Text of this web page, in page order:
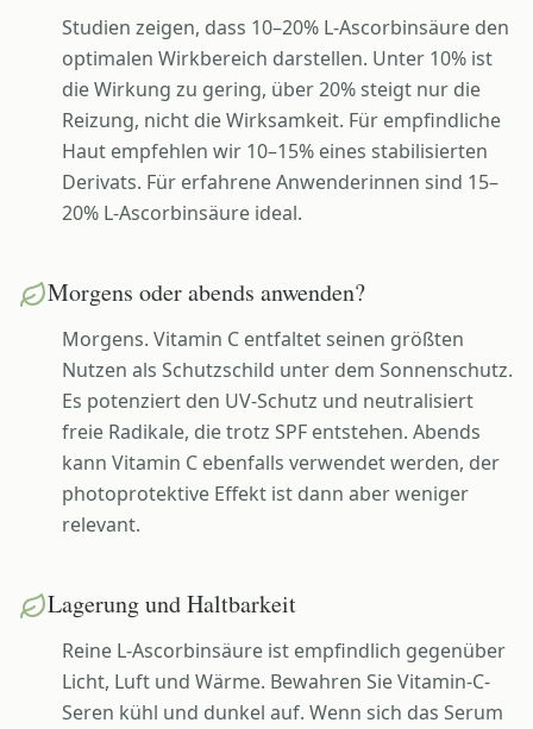
Studien zeigen, dass 10–20% L-Ascorbinsäure den
optimalen Wirkbereich darstellen. Unter 10% ist
die Wirkung zu gering, über 20% steigt nur die
Reizung, nicht die Wirksamkeit. Für empfindliche
Haut empfehlen wir 10–15% eines stabilisierten
Derivats. Für erfahrene Anwenderinnen sind 15–
20% L-Ascorbinsäure ideal.
Morgens oder abends anwenden?
Morgens. Vitamin C entfaltet seinen größten
Nutzen als Schutzschild unter dem Sonnenschutz.
Es potenziert den UV-Schutz und neutralisiert
freie Radikale, die trotz SPF entstehen. Abends
kann Vitamin C ebenfalls verwendet werden, der
photoprotektive Effekt ist dann aber weniger
relevant.
Lagerung und Haltbarkeit
Reine L-Ascorbinsäure ist empfindlich gegenüber
Licht, Luft und Wärme. Bewahren Sie Vitamin-C-
Seren kühl und dunkel auf. Wenn sich das Serum